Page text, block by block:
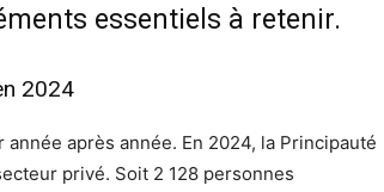
essentiels à retenir.
2024
après année. En 2024, la Principauté
privé. Soit 2 128 personnes